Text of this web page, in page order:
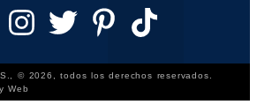
© 2026, todos los derechos reservados.
Web